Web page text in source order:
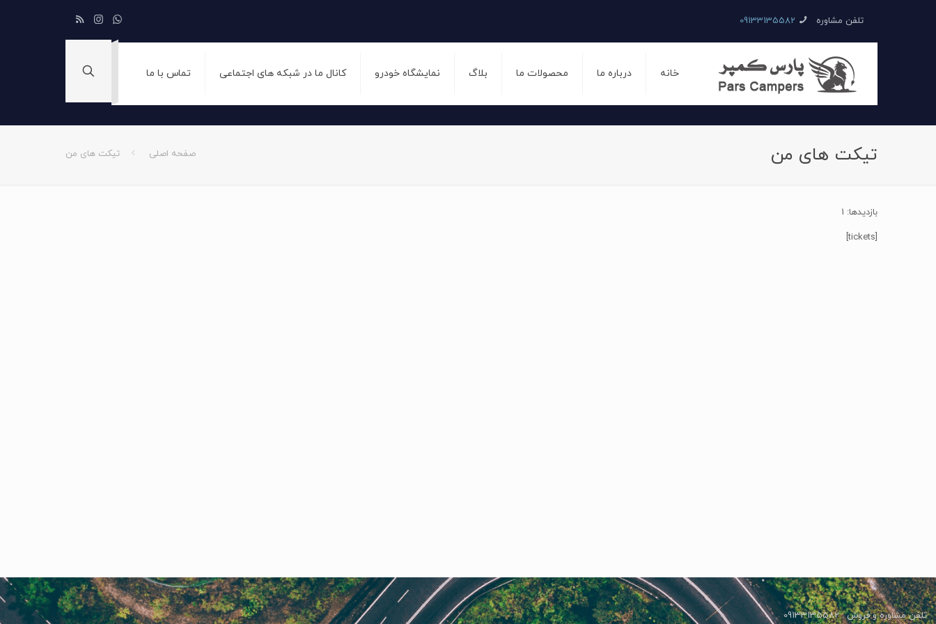
تلفن مشاوره 09133135582
خانه درباره ما محصولات ما بلاگ نمایشگاه خودرو کانال ما در شبکه های اجتماعی تماس با ما
تیکت های من صفحه اصلی تیکت های من
بازدیدها: 1
[tickets]
تلفن مشاوره و فروش : 09133135582